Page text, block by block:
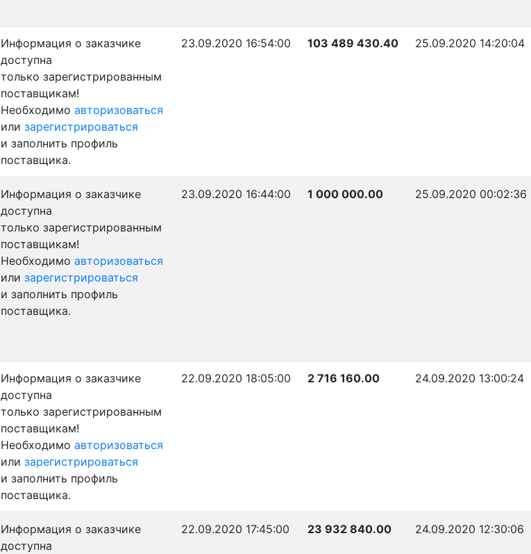
Информация о заказчике
доступна
только зарегистрированным
поставщикам!
Необходимо авторизоваться
или зарегистрироваться
и заполнить профиль
поставщика.
23.09.2020 16:54:00 103 489 430.40 25.09.2020 14:20:04
Информация о заказчике
доступна
только зарегистрированным
поставщикам!
Необходимо авторизоваться
или зарегистрироваться
и заполнить профиль
поставщика.
23.09.2020 16:44:00 1 000 000.00 25.09.2020 00:02:36
Информация о заказчике
доступна
только зарегистрированным
поставщикам!
Необходимо авторизоваться
или зарегистрироваться
и заполнить профиль
поставщика.
22.09.2020 18:05:00 2 716 160.00 24.09.2020 13:00:24
Информация о заказчике
доступна
22.09.2020 17:45:00 23 932 840.00 24.09.2020 12:30:06